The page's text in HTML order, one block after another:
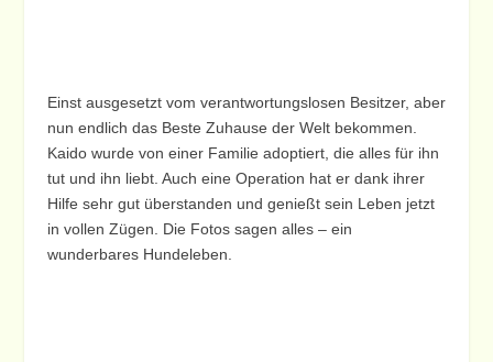
Einst ausgesetzt vom verantwortungslosen Besitzer, aber
nun endlich das Beste Zuhause der Welt bekommen.
Kaido wurde von einer Familie adoptiert, die alles für ihn
tut und ihn liebt. Auch eine Operation hat er dank ihrer
Hilfe sehr gut überstanden und genießt sein Leben jetzt
in vollen Zügen. Die Fotos sagen alles – ein
wunderbares Hundeleben.